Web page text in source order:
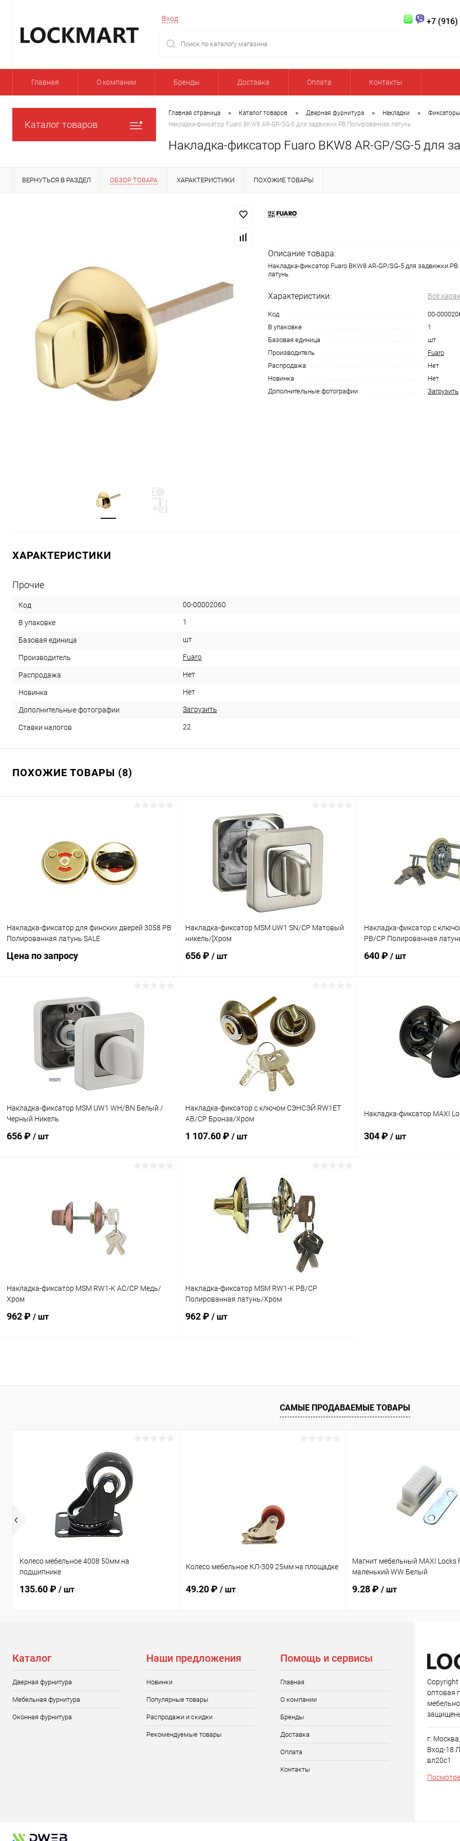
Вход +7 (916)
Главная О компании Бренды Доставка Оплата Контакты
Каталог товаров
Главная страница • Каталог товаров • Дверная фурнитура • Накладки • Фиксаторы
Накладка-фиксатор Fuaro BKW8 AR-GP/SG-5 для задвижки PB Полированная латунь
Накладка-фиксатор Fuaro BKW8 AR-GP/SG-5 для
ВЕРНУТЬСЯ В РАЗДЕЛ ОБЗОР ТОВАРА ХАРАКТЕРИСТИКИ ПОХОЖИЕ ТОВАРЫ
Описание товара:
Накладка-фиксатор Fuaro BKW8 AR-GP/SG-5 для задвижки
латунь
Характеристики: Все
Код
00-
В упаковке
1
Базовая единица
шт
Производитель
Fuaro
Распродажа
Нет
Новинка
Нет
Дополнительные фотографии
Загрузить
ХАРАКТЕРИСТИКИ
Прочие
Код 00-00002060
В упаковке 1
Базовая единица шт
Производитель Fuaro
Распродажа Нет
Новинка Нет
Дополнительные фотографии Загрузить
Ставки налогов 22
ПОХОЖИЕ ТОВАРЫ (8)
Накладка-фиксатор для финских дверей 3058 PB
Полированная латунь SALE
Цена по запросу
Запросить цену
Купить в 1 клик
В избранное В наличии
Накладка-фиксатор MSM UW1 SN/CP Матовый
никель/[Хром
656 ₽ / шт
В корзину
Купить в 1 клик Сравнение
В избранное В наличии
Накладка-фиксатор с
PB/CP Полированная
640 ₽ / шт
Купить в 1 клик
В избранное
Накладка-фиксатор MSM UW1 WH/BN Белый /
Черный Никель
656 ₽ / шт
В избранное В наличии
Накладка-фиксатор с ключом СЭНСЭЙ RW1ET
AB/CP Бронза/Хром
1 107.60 ₽ / шт
В корзину
Купить в 1 клик Сравнение
В наличии
Накладка-фиксатор MAXI
304 ₽ / шт
Накладка-фиксатор MSM RW1-K AC/CP Медь/
Хром
962 ₽ / шт
Купить в 1 клик Сравнение
Накладка-фиксатор MSM RW1-K PB/CP
Полированная латунь/Хром
962 ₽ / шт
Купить в 1 клик Сравнение
В наличии
САМЫЕ ПРОДАВАЕМЫЕ ТОВАРЫ
Колесо мебельное 4008 50мм на
подшипнике
135.60 ₽ / шт
Колесо мебельное КЛ-309 25мм на площадке
49.20 ₽ / шт
Магнит мебельный MAXI Locks
маленький WW Белый
9.28 ₽ / шт
Каталог
Дверная фурнитура
Мебельная фурнитура
Оконная фурнитура
Наши предложения
Новинки
Популярные товары
Распродажи и скидки
Рекомендуемые товары
Помощь и сервисы
Главная
О компании
Бренды
Доставка
Оплата
Контакты
Copyright
оптовая
г.
Вход-18
вл20с1